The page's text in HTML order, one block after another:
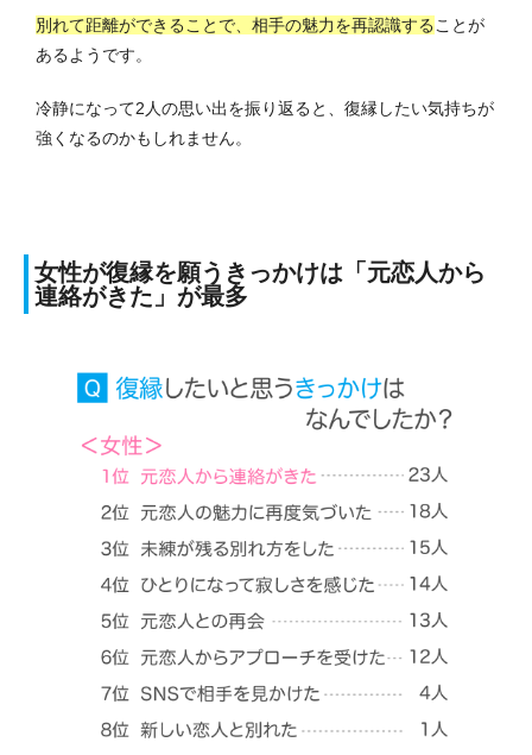
別れて距離ができることで、相手の魅力を再認識することが
あるようです。
冷静になって2人の思い出を振り返ると、復縁したい気持ちが
強くなるのかもしれません。
女性が復縁を願うきっかけは「元恋人から
連絡がきた」が最多